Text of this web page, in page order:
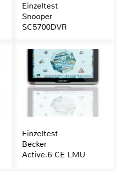
Einzeltest
Snooper
SC5700DVR
Einzeltest
Becker
Active.6 CE LMU